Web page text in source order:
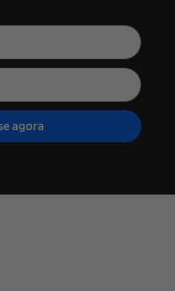
agora